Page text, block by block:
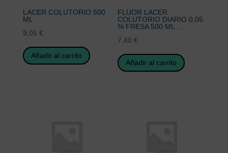
LACER COLUTORIO 500
ML
9,05 €
Añadir al carrito
FLUOR LACER
COLUTORIO DIARIO 0,05
% FRESA 500 ML…
7,40€
Añadir al carrito